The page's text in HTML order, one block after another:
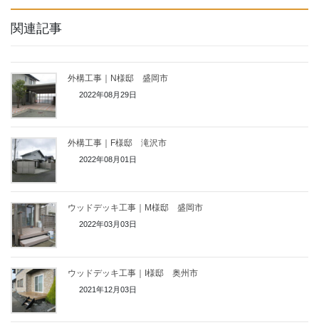
関連記事
外構工事｜N様邸 盛岡市
2022年08月29日
外構工事｜F様邸 滝沢市
2022年08月01日
ウッドデッキ工事｜M様邸 盛岡市
2022年03月03日
ウッドデッキ工事｜I様邸 奥州市
2021年12月03日